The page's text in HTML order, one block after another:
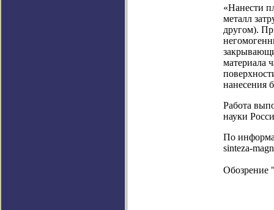
«Нанести
металл
другом).
материала
нанесения
Работа
науки
По
sinteza-
Обозрение